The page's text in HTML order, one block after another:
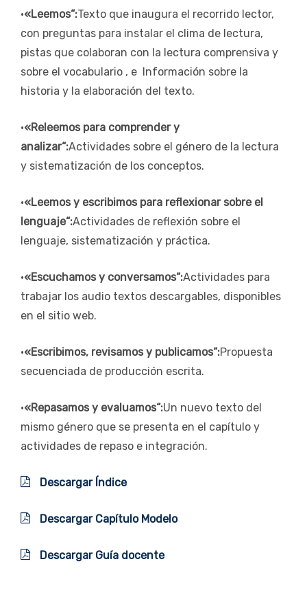
•«Leemos“:Texto que inaugura el recorrido lector,
con preguntas para instalar el clima de lectura,
pistas que colaboran con la lectura comprensiva y
sobre el vocabulario , e Información sobre la
historia y la elaboración del texto.
•«Releemos para comprender y
analizar“:Actividades sobre el género de la lectura
y sistematización de los conceptos.
•«Leemos y escribimos para reflexionar sobre el
lenguaje“:Actividades de reflexión sobre el
lenguaje, sistematización y práctica.
•«Escuchamos y conversamos“:Actividades para
trabajar los audio textos descargables, disponibles
en el sitio web.
•«Escribimos, revisamos y publicamos“:Propuesta
secuenciada de producción escrita.
•«Repasamos y evaluamos“:Un nuevo texto del
mismo género que se presenta en el capítulo y
actividades de repaso e integración.
Descargar Índice
Descargar Capítulo Modelo
Descargar Guía docente